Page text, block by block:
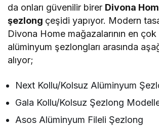
da onları güvenilir birer Divona
şezlong çeşidi yapıyor. Modern
Divona Home mağazalarının en
alüminyum şezlongları arasında
alıyor;
Next Kollu/Kolsuz Alüminyum
Gala Kollu/Kolsuz Şezlong
Asos Alüminyum Fileli Şezlong